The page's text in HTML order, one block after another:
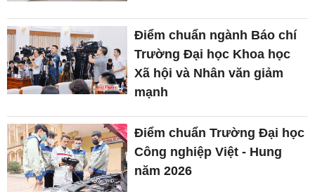
Điểm chuẩn ngành Báo chí
Trường Đại học Khoa học
Xã hội và Nhân văn giảm
mạnh
Điểm chuẩn Trường Đại học
Công nghiệp Việt - Hung
năm 2026